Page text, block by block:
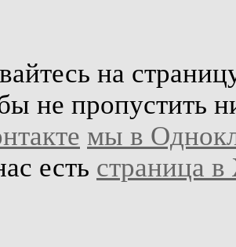
на
не пропустить
мы в
есть страница